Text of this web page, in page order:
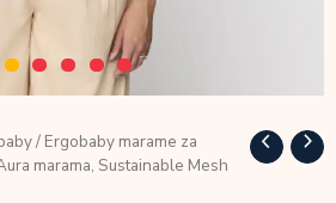
/ Ergobaby marame za
marama, Sustainable Mesh